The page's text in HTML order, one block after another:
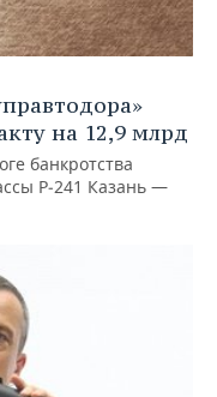
на 12,9 млрд
банкротства
Р‑241 Казань —